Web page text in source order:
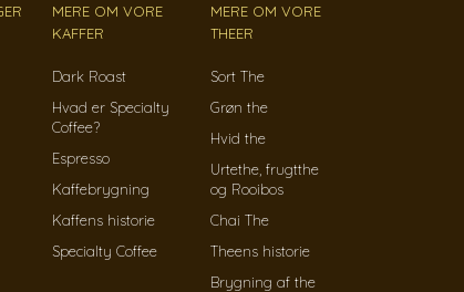
MERE OM VORE
KAFFER
Dark Roast
Hvad er Specialty
Coffee?
Espresso
Kaffebrygning
Kaffens historie
Specialty Coffee
MERE OM VORE
THEER
Sort The
Grøn the
Hvid the
Urtethe, frugtthe
og Rooibos
Chai The
Theens historie
Brygning af the